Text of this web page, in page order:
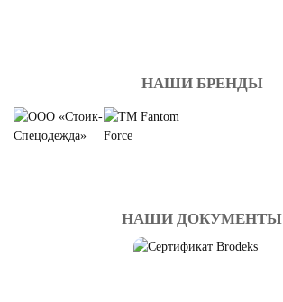
НАШИ БРЕНДЫ
НАШИ ДОКУМЕНТЫ